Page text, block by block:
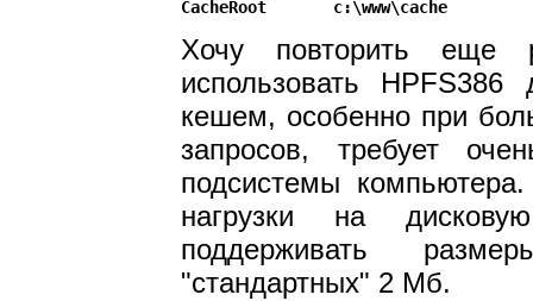
Хочу повторить еще
использовать
кешем, особенно при
запросов, требует
подсистемы
нагрузки на
поддерживать
"стандартных" 2 Мб.